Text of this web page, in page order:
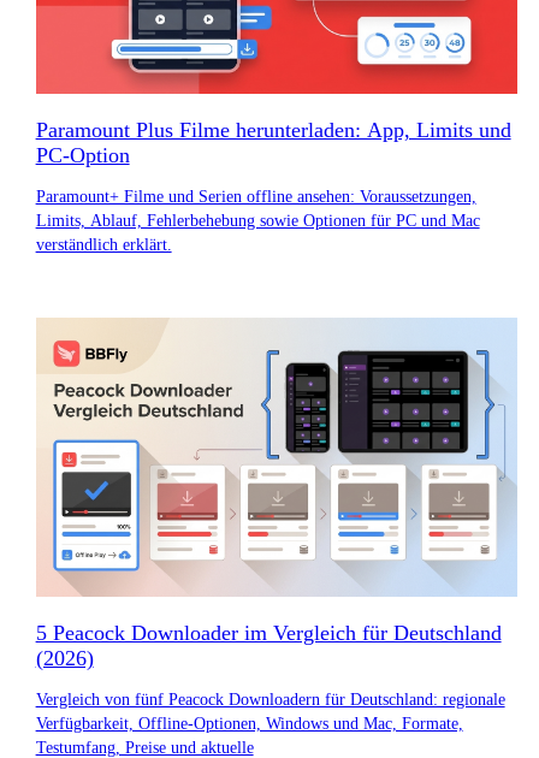
Paramount Plus Filme herunterladen: App, Limits und
PC-Option
Paramount+ Filme und Serien offline ansehen: Voraussetzungen,
Limits, Ablauf, Fehlerbehebung sowie Optionen für PC und Mac
verständlich erklärt.
5 Peacock Downloader im Vergleich für Deutschland
(2026)
Vergleich von fünf Peacock Downloadern für Deutschland: regionale
Verfügbarkeit, Offline-Optionen, Windows und Mac, Formate,
Testumfang, Preise und aktuelle